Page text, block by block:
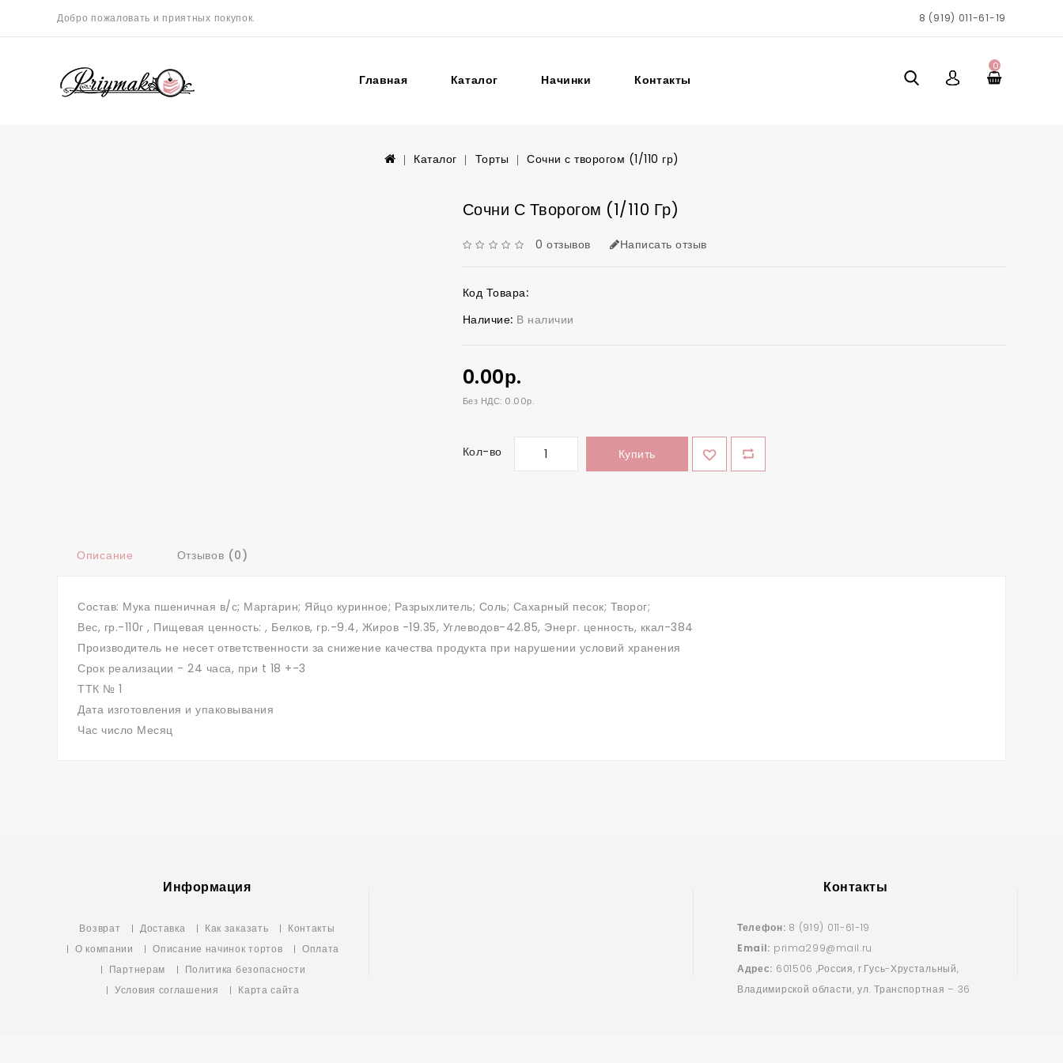
Добро пожаловать и приятных покупок. 8 (919) 011-61-19
0
Главная Каталог Начинки Контакты
Каталог Торты Сочни с творогом (1/110 гр)
Сочни С Творогом (1/110 Гр)
0 отзывов Написать отзыв
Код Товара:
Наличие: В наличии
0.00р.
Без НДС: 0.00р.
Кол-во Купить
Описание Отзывов (0)
Состав: Мука пшеничная в/с; Маргарин; Яйцо куринное; Разрыхлитель; Соль; Сахарный песок; Творог;
Вес, гр.-110г , Пищевая ценность: , Белков, гр.-9.4, Жиров -19.35, Углеводов-42.85, Энерг. ценность, ккал-384
Производитель не несет ответственности за снижение качества продукта при нарушении условий хранения
Срок реализации - 24 часа, при t 18 +-3
ТТК № 1
Дата изготовления и упаковывания
Час число Месяц
Информация
Возврат Доставка Как заказать
Контакты
О компании
Описание начинок тортов
Оплата
Партнерам
Политика безопасности
Условия соглашения
Карта сайта
Контакты
Телефон: 8 (919) 011-61-19
Email: prima299@mail.ru
Адрес: 601506 ,Россия, г.Гусь-Хрустальный,
Владимирской области, ул. Транспортная – 36